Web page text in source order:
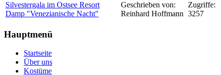
Silvestergala im Ostsee Resort
Damp "Venezianische Nacht"
Geschrieben von:
Reinhard Hoffmann
Zugriffe:
3257
Hauptmenü
Startseite
Über uns
Kostüme